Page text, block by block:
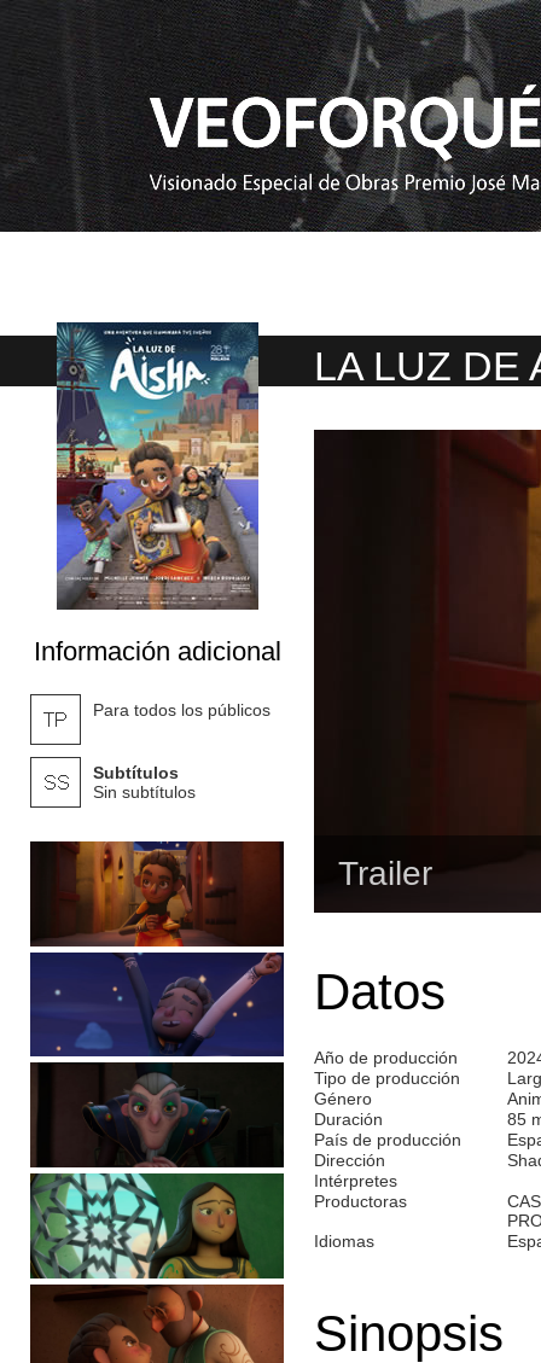
Información adicional
Para todos los públicos
Subtítulos
Sin subtítulos
LA LUZ DE
Trailer
Datos
Año de producción
Tipo de producción
Género
Duración
85
País de producción
Dirección
Intérpretes
Productoras
Idiomas
Sinopsis